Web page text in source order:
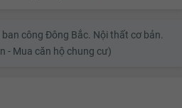
10.56 tỷ
công Đông Bắc. Nội thất cơ bản.
- Mua căn hộ chung cư)